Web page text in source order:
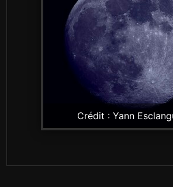
Crédit : Yann